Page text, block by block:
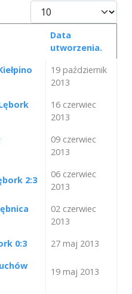
Pokaż #
Data
utworzenia.
19 październik
2013
16 czerwiec
2013
09 czerwiec
2013
2:3
06 czerwiec
2013
02 czerwiec
2013
0:3
27 maj 2013
19 maj 2013